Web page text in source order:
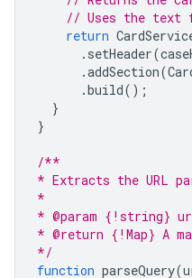
// Uses the text
return
. setHeader(
.addSection(
.build();
}
}
/**
* Extracts the URL
*
* @param {!string}
* @return {!Map} A
*/
function parseQuery(